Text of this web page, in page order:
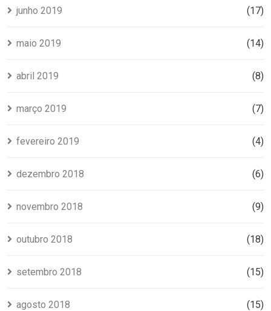
junho 2019 (17)
maio 2019 (14)
abril 2019 (8)
março 2019 (7)
fevereiro 2019 (4)
dezembro 2018 (6)
novembro 2018 (9)
outubro 2018 (18)
setembro 2018 (15)
agosto 2018 (15)